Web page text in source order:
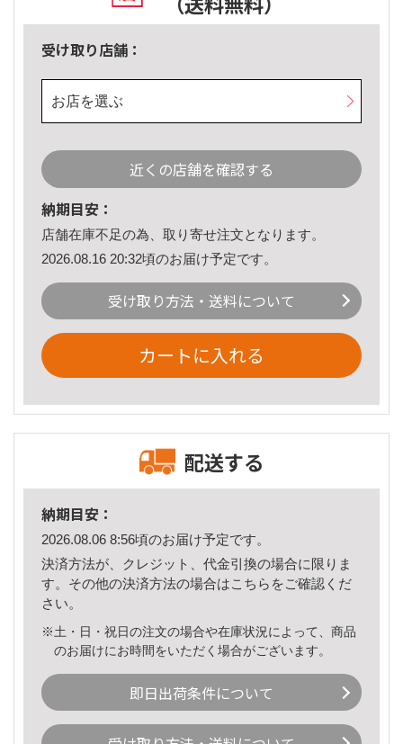
受け取り店舗：
お店を選ぶ
近くの店舗を確認する
納期目安：
店舗在庫不足の為、取り寄せ注文となります。
2026.08.16 20:32頃のお届け予定です。
受け取り方法・送料について
カートに入れる
配送する
納期目安：
2026.08.06 8:56頃のお届け予定です。
決済方法が、クレジット、代金引換の場合に限りま
す。その他の決済方法の場合はこちら をご確認くだ
さい。
※土・日・祝日の注文の場合や在庫状況によって、商品
のお届けにお時間をいただく場合がございます。
即日出荷条件について